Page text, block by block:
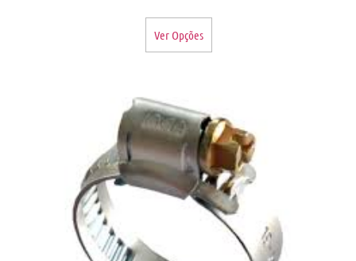
Ver Opções